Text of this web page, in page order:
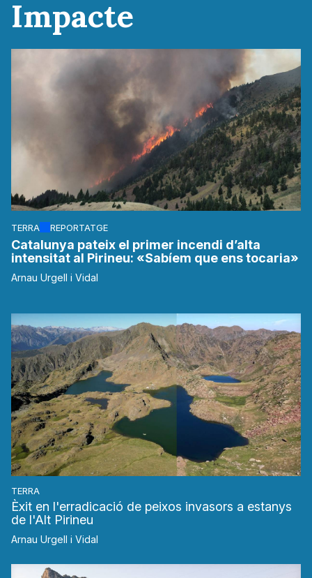
Impacte
TERRA REPORTATGE
Catalunya pateix el primer incendi d’alta
intensitat al Pirineu: «Sabíem que ens tocaria»
Arnau Urgell i Vidal
TERRA
Èxit en l'erradicació de peixos invasors a estanys
de l'Alt Pirineu
Arnau Urgell i Vidal